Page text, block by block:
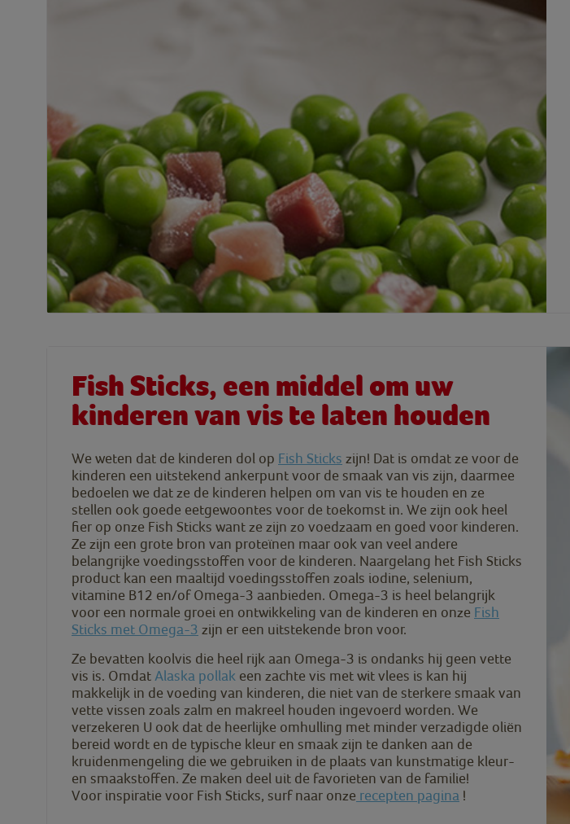
Fish Sticks, een middel om uw
kinderen van vis te laten houden
We weten dat de kinderen dol op Fish Sticks zijn! Dat is omdat ze voor de
kinderen een uitstekend ankerpunt voor de smaak van vis zijn, daarmee
bedoelen we dat ze de kinderen helpen om van vis te houden en ze
stellen ook goede eetgewoontes voor de toekomst in. We zijn ook heel
fier op onze Fish Sticks want ze zijn zo voedzaam en goed voor kinderen.
Ze zijn een grote bron van proteïnen maar ook van veel andere
belangrijke voedingsstoffen voor de kinderen. Naargelang het Fish Sticks
product kan een maaltijd voedingsstoffen zoals iodine, selenium,
vitamine B12 en/of Omega-3 aanbieden. Omega-3 is heel belangrijk
voor een normale groei en ontwikkeling van de kinderen en onze Fish
Sticks met Omega-3 zijn er een uitstekende bron voor.
Ze bevatten koolvis die heel rijk aan Omega-3 is ondanks hij geen vette
vis is. Omdat Alaska pollak een zachte vis met wit vlees is kan hij
makkelijk in de voeding van kinderen, die niet van de sterkere smaak van
vette vissen zoals zalm en makreel houden ingevoerd worden. We
verzekeren U ook dat de heerlijke omhulling met minder verzadigde oliën
bereid wordt en de typische kleur en smaak zijn te danken aan de
kruidenmengeling die we gebruiken in de plaats van kunstmatige kleur-
en smaakstoffen. Ze maken deel uit de favorieten van de familie!
Voor inspiratie voor Fish Sticks, surf naar onze recepten pagina !